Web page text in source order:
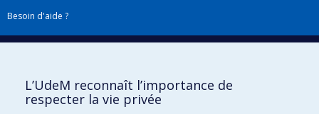
Besoin d'aide ?
Plan du site|Accessibilité
L’UdeM reconnaît l’importance de
respecter la vie privée